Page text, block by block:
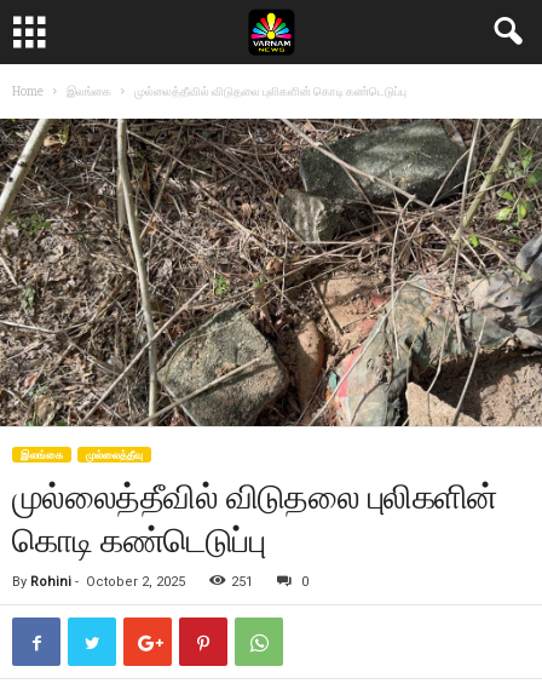
Home இலங்கை முல்லைத்தீவில் விடுதலை புலிகளின் கொடி கண்டெடுப்பு
இலங்கை முல்லைத்தீவு
முல்லைத்தீவில் விடுதலை புலிகளின்
கொடி கண்டெடுப்பு
By Rohini - October 2, 2025 251 0